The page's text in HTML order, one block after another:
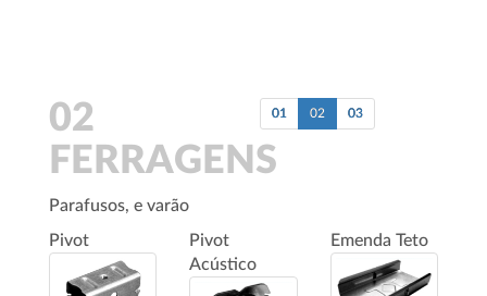
02
FERRAGENS
Parafusos, e varão
01 02 03
Pivot
Pivot
Acústico
Emenda Teto